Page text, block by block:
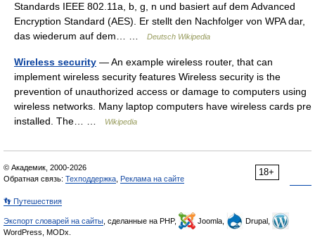
Standards IEEE 802.11a, b, g, n und basiert auf dem Advanced
Encryption Standard (AES). Er stellt den Nachfolger von WPA dar,
das wiederum auf dem… …
Deutsch Wikipedia
Wireless security — An example wireless router, that can
implement wireless security features Wireless security is the
prevention of unauthorized access or damage to computers using
wireless networks. Many laptop computers have wireless cards pre
installed. The… …
Wikipedia
18+
© Академик, 2000-2026
Обратная связь: Техподдержка Реклама на сайте
👣 Путешествия
Экспорт словарей на сайты , сделанные на PHP, Joomla,
Drupal,
WordPress, MODx.